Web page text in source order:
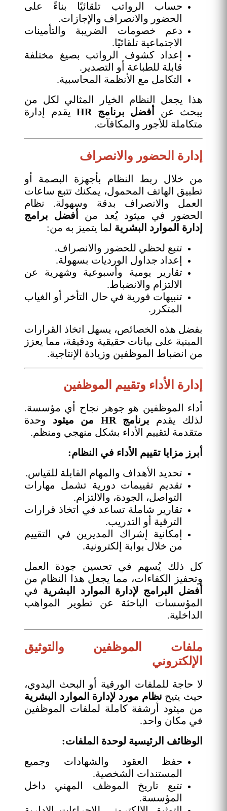
حساب الرواتب تلقائيًا بناءً على
الحضور والانصراف والإجازات.
دعم خصومات الضريبة والتأمينات
الاجتماعية تلقائيًا.
إعداد كشوف الرواتب بصيغ مختلفة
قابلة للطباعة أو التصدير.
التكامل مع الأنظمة المحاسبية.
هذا يجعل النظام الخيار المثالي لكل من
يبحث عن
أفضل برنامج HR
يقدم إدارة
متكاملة للأجور والمكافآت.
إدارة الحضور والانصراف
من خلال ربط النظام بأجهزة البصمة أو
تطبيق الهاتف المحمول، يمكنك تتبع ساعات
العمل والانصراف بدقة وسهولة. نظام
الحضور في ميثود يُعد من
أفضل برامج
إدارة الموارد البشرية لما يتميز به من:
تتبع لحظي للحضور والانصراف.
إعداد جداول الورديات بسهولة.
تقارير يومية وأسبوعية وشهرية عن
الالتزام والانضباط.
تنبيهات فورية في حال التأخر أو الغياب
المتكرر.
بفضل هذه الخصائص، يسهل اتخاذ القرارات
المبنية على بيانات حقيقية ودقيقة، مما يعزز
من انضباط الموظفين وزيادة الإنتاجية.
إدارة الأداء وتقييم الموظفين
أداء الموظفين هو جوهر نجاح أي مؤسسة.
لذلك يقدم برنامج HR من ميثود
وحدة
متقدمة لتقييم الأداء بشكل منهجي ومنظم.
أبرز مزايا تقييم الأداء في النظام:
تحديد الأهداف والمهام القابلة للقياس.
تقديم تقييمات دورية تشمل مهارات
التواصل، الجودة، والالتزام.
تقارير شاملة تساعد في اتخاذ قرارات
الترقية أو التدريب.
إمكانية إشراك المديرين في التقييم
من خلال بوابة إلكترونية.
كل ذلك يُسهم في تحسين جودة العمل
وتحفيز الكفاءات، مما يجعل هذا النظام من
أفضل البرامج لإدارة الموارد البشرية في
المؤسسات الباحثة عن تطوير المواهب
الداخلية.
ملفات الموظفين والتوثيق
الإلكتروني
لا حاجة للملفات الورقية أو البحث اليدوي،
حيث يتيح نظام مورد لإدارة الموارد البشرية
من ميثود أرشفة كاملة لملفات الموظفين
في مكان واحد.
الوظائف الرئيسية لوحدة الملفات:
حفظ العقود والشهادات وجميع
المستندات الشخصية.
تتبع تاريخ الموظف المهني داخل
المؤسسة.